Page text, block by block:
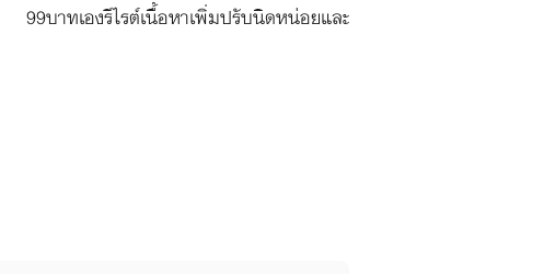
บาทเองรีไรต์เนื้อหาเพิ่มปรับนิดหน่อยและ